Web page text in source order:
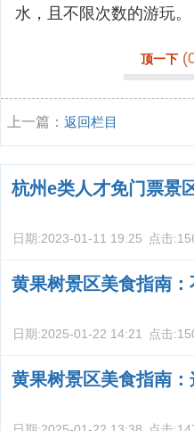
水，且不限次数的游玩。
顶一下
上一篇： 返回栏目
杭州e类人才免门票景
日期:2023-01-11 19:25 点击:
黄果树景区美食指南
日期:2025-01-22 14:21 点击:
黄果树景区美食指南